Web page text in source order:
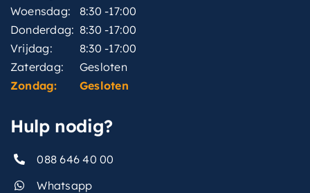
Woensdag:
8:30 -17:00
Donderdag: 8:30 -17:00
Vrijdag:
8:30 -17:00
Zaterdag:
Gesloten
Zondag:
Gesloten
Hulp nodig?
088 646 40 00
Whatsapp